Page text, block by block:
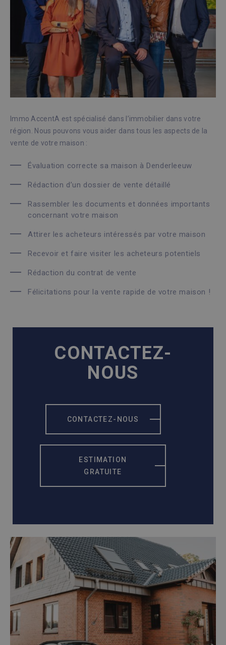
Immo AccentA est spécialisé dans l’immobilier dans votre
région. Nous pouvons vous aider dans tous les aspects de la
vente de votre maison :
Évaluation correcte sa maison à Denderleeuw
Rédaction d’un dossier de vente détaillé
Rassembler les documents et données importants
concernant votre maison
Attirer les acheteurs intéressés par votre maison
Recevoir et faire visiter les acheteurs potentiels
Rédaction du contrat de vente
Félicitations pour la vente rapide de votre maison !
CONTACTEZ-
NOUS
CONTACTEZ-NOUS
ESTIMATION
GRATUITE